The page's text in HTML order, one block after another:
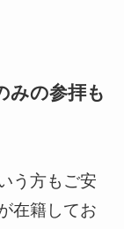
みの参拝も
う方もご安
在籍してお